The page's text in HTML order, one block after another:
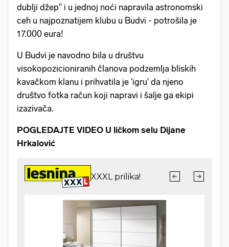
dublji džep" i u jednoj noći napravila astronomski
ceh u najpoznatijem klubu u Budvi - potrošila je
17.000 eura!
U Budvi je navodno bila u društvu
visokopozicioniranih članova podzemlja bliskih
kavačkom klanu i prihvatila je 'igru' da njeno
društvo fotka račun koji napravi i šalje ga ekipi
izazivača.
POGLEDAJTE VIDEO U ličkom selu Dijane
Hrkalović